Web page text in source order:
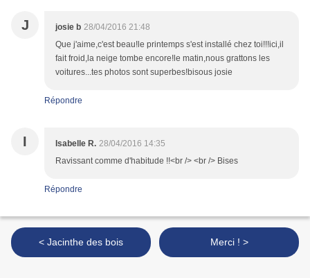
J josie b 28/04/2016 21:48
Que j'aime,c'est beau!le printemps s'est installé chez toi!!!ici,il
fait froid,la neige tombe encore!le matin,nous grattons les
voitures...tes photos sont superbes!bisous josie
Répondre
I Isabelle R. 28/04/2016 14:35
Ravissant comme d'habitude !!<br /> <br /> Bises
Répondre
< Jacinthe des bois Merci ! >